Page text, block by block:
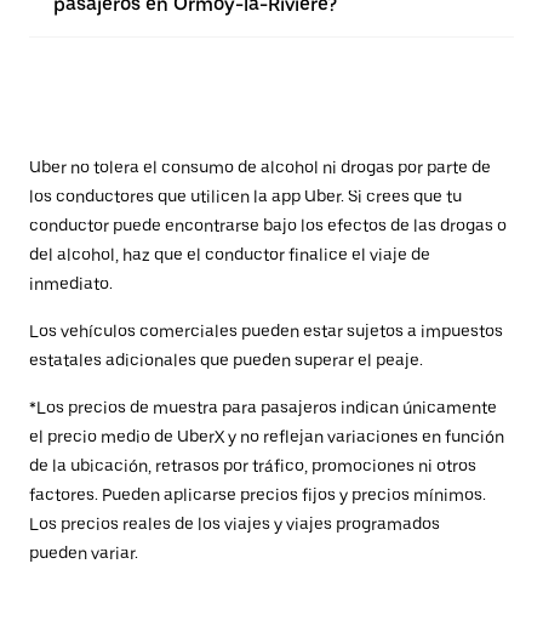
Uber no tolera el consumo de alcohol ni drogas por parte de
los conductores que utilicen la app Uber. Si crees que tu
conductor puede encontrarse bajo los efectos de las drogas o
del alcohol, haz que el conductor finalice el viaje de
inmediato.
Los vehículos comerciales pueden estar sujetos a impuestos
estatales adicionales que pueden superar el peaje.
*Los precios de muestra para pasajeros indican únicamente
el precio medio de UberX y no reflejan variaciones en función
de la ubicación, retrasos por tráfico, promociones ni otros
factores. Pueden aplicarse precios fijos y precios mínimos.
Los precios reales de los viajes y viajes programados
pueden variar.